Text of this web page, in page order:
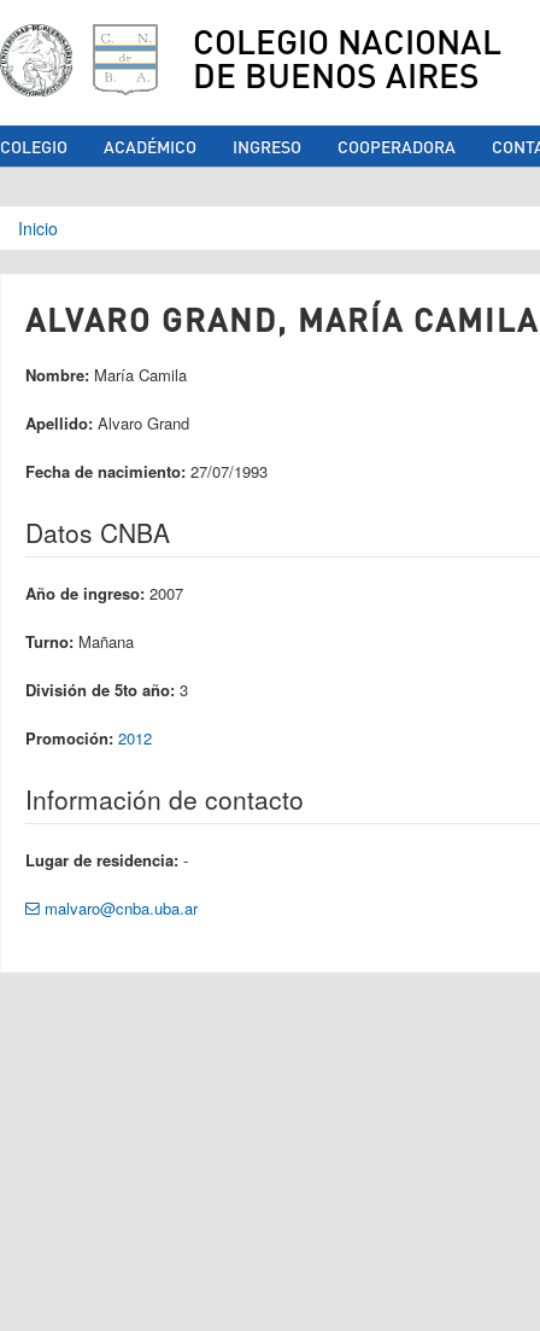
COLEGIO NACIONAL
DE BUENOS AIRES
COLEGIO ACADÉMICO INGRESO COOPERADORA
Se encuentra usted aquí
Inicio
ALVARO GRAND, MARÍA
Nombre: María Camila
Apellido: Alvaro Grand
Fecha de nacimiento: 27/07/1993
Datos CNBA
Año de ingreso: 2007
Turno: Mañana
División de 5to año: 3
Promoción: 2012
Información de contacto
Lugar de residencia: -
malvaro@cnba.uba.ar